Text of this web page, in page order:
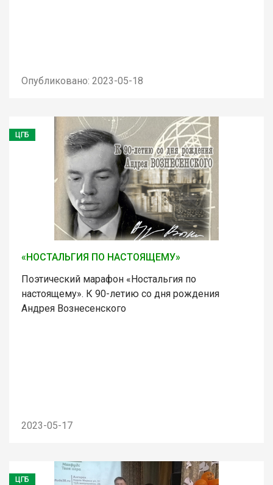
Опубликовано: 2023-05-18
ЦГБ
«НОСТАЛЬГИЯ ПО НАСТОЯЩЕМУ»
Поэтический марафон «Ностальгия по
настоящему». К 90-летию со дня рождения
Андрея Вознесенского
2023-05-17
ЦГБ